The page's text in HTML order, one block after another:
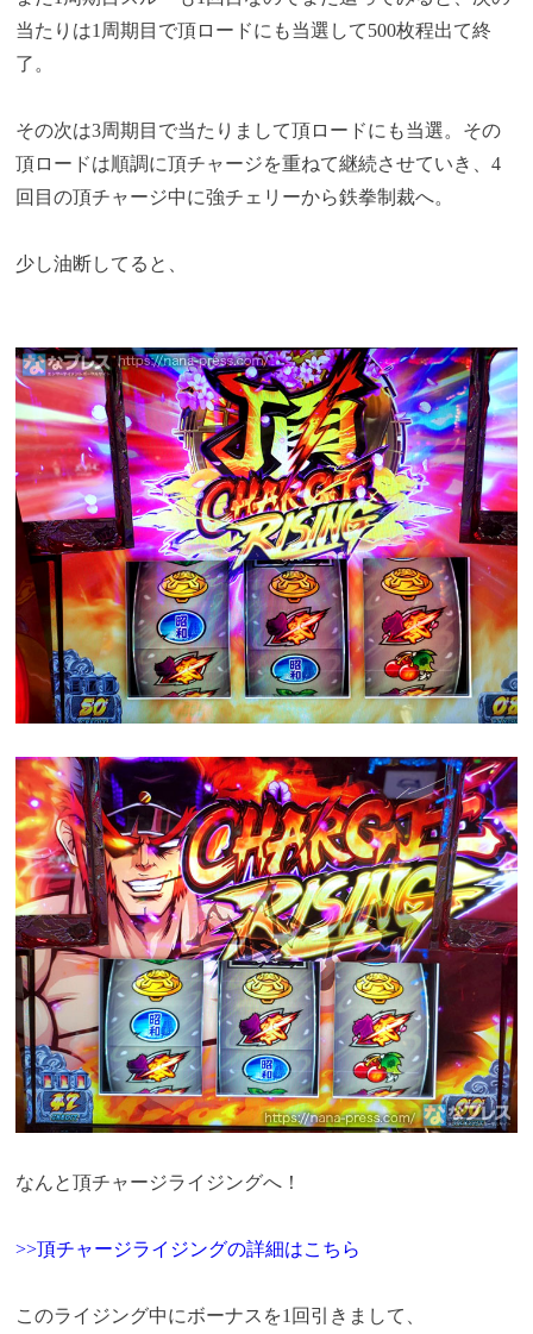
当たりは1周期目で頂ロードにも当選して500枚程出て終
了。
その次は3周期目で当たりまして頂ロードにも当選。その
頂ロードは順調に頂チャージを重ねて継続させていき、4
回目の頂チャージ中に強チェリーから鉄拳制裁へ。
少し油断してると、
なんと頂チャージライジングへ！
>>頂チャージライジングの詳細はこちら
このライジング中にボーナスを1回引きまして、